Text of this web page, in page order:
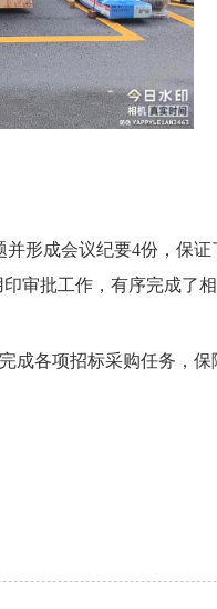
并形成会议纪要4份，保证
审批工作，有序完成了
成各项招标采购任务，